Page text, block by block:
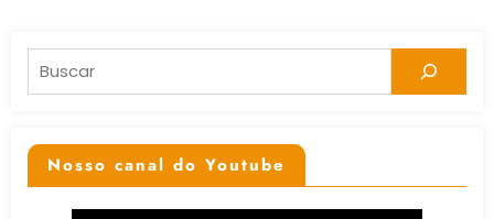
Pesquisar
Nosso canal do Youtube